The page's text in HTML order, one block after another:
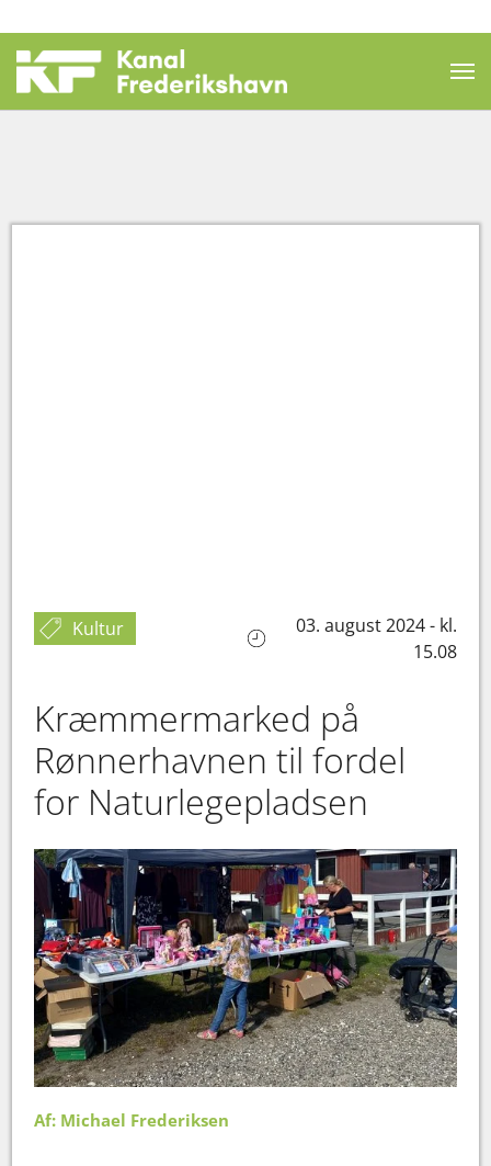
Kultur
03. august 2024 - kl.
15.08
Kræmmermarked på
Rønnerhavnen til fordel
for Naturlegepladsen
Af: Michael Frederiksen